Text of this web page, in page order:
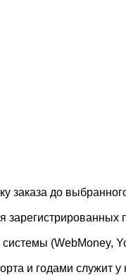
до
(WebMoney,
и годами служит у